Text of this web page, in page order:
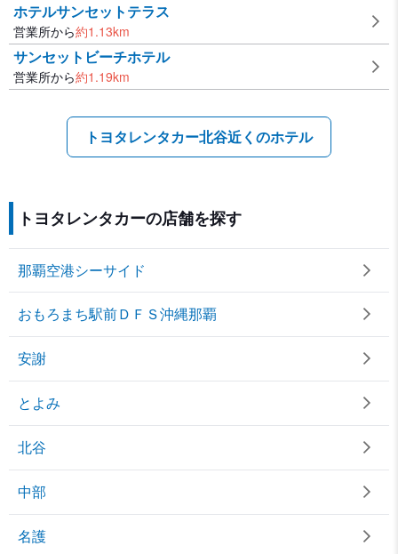
ホテルサンセットテラス
営業所から約1.13km
サンセットビーチホテル
営業所から約1.19km
トヨタレンタカー北谷近くのホテル
トヨタレンタカーの店舗を探す
那覇空港シーサイド
おもろまち駅前ＤＦＳ沖縄那覇
安謝
とよみ
北谷
中部
名護